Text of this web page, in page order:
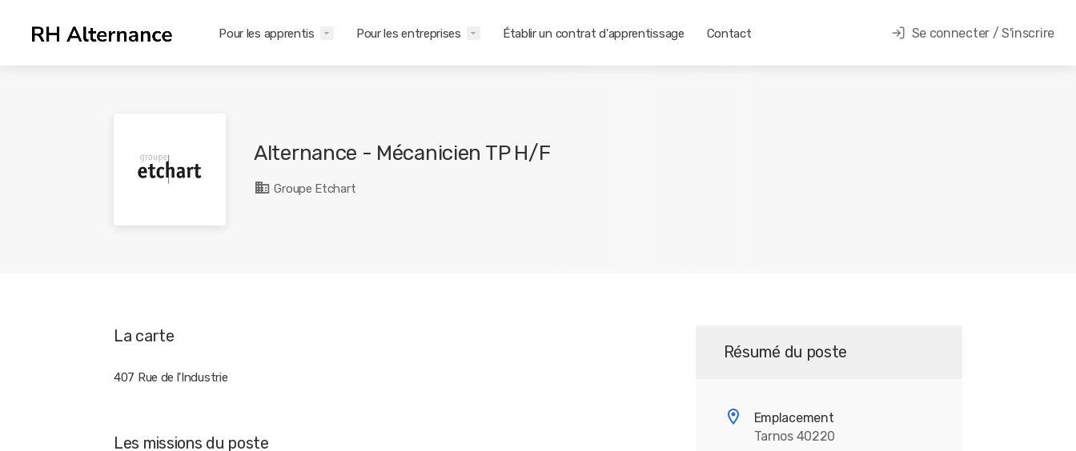
Pour les apprentis Pour les entreprises Établir un contrat d'apprentissage Contact Se connecter / S'inscrire
Alternance - Mécanicien TP H/F
Groupe Etchart
La carte
407 Rue de l'Industrie
Les missions du poste
Résumé du poste
Emplacement
Tarnos 40220